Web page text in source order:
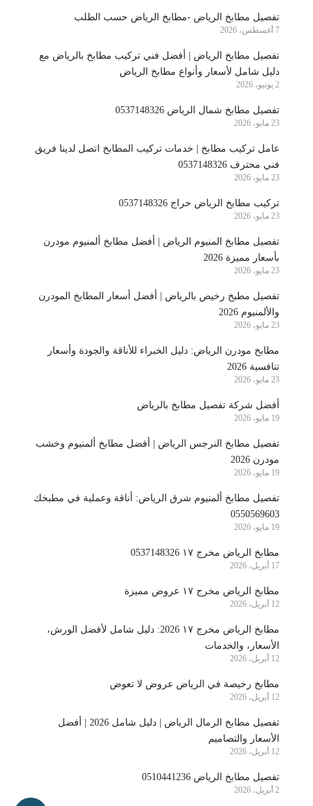
تفصيل مطابخ الرياض -مطابخ الرياض حسب الطلب
7 أغسطس، 2026
تفصيل مطابخ الرياض | أفضل فني تركيب مطابخ بالرياض مع
دليل شامل لأسعار وأنواع مطابخ الرياض
2 يونيو، 2026
تفصيل مطابخ شمال الرياض 0537148326
23 مايو، 2026
عامل تركيب مطابخ | خدمات تركيب المطابخ اتصل لدينا فريق
فني محترف 0537148326
23 مايو، 2026
تركيب مطابخ الرياض حراج 0537148326
23 مايو، 2026
تفصيل مطابخ المنيوم الرياض | أفضل مطابخ ألمنيوم مودرن
بأسعار مميزة 2026
23 مايو، 2026
تفصيل مطبخ رخيص بالرياض | أفضل أسعار المطابخ المودرن
والألمنيوم 2026
23 مايو، 2026
مطابخ مودرن الرياض: دليل الخبراء للأناقة والجودة وأسعار
تنافسية 2026
23 مايو، 2026
أفضل شركة تفصيل مطابخ بالرياض
19 مايو، 2026
تفصيل مطابخ النرجس الرياض | أفضل مطابخ ألمنيوم وخشب
مودرن 2026
19 مايو، 2026
تفصيل مطابخ ألمنيوم شرق الرياض: أناقة وعملية في مطبخك
0550569603
19 مايو، 2026
مطابخ الرياض مخرج ١٧ 0537148326
17 أبريل، 2026
مطابخ الرياض مخرج ١٧ عروض مميزة
12 أبريل، 2026
مطابخ الرياض مخرج ١٧ 2026: دليل شامل لأفضل الورش،
الأسعار، والخدمات
12 أبريل، 2026
مطابخ رخيصة في الرياض عروض لا تعوض
12 أبريل، 2026
تفصيل مطابخ الرمال الرياض | دليل شامل 2026 | أفضل
الأسعار والتصاميم
12 أبريل، 2026
تفصيل مطابخ الرياض 0510441236
2 أبريل، 2026